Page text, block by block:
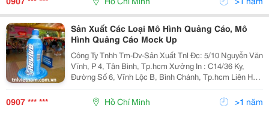
Trinhletnlvietnam@Gmail.com Lin
Sản Xuất Các Loại Mô Hình Quảng Cáo, Mô
Hình Quảng Cáo Mock Up
Công Ty Tnhh Tm-Dv-Sản Xuất Tnl Đc: 5/10 Nguyễn Văn
Vĩnh, P 4, Tân Bình, Tp.hcm Xưởng In : C14/36 Ky,
Đường Số 6, Vĩnh Lộc B, Bình Chánh, Tp.hcm Liên Hệ
Ngay : 0907 481 142 0907 481 142 Ms Trinh 0906 307
186 / Mr Linh
0907 *** *** Hồ Chí Minh >1 năm